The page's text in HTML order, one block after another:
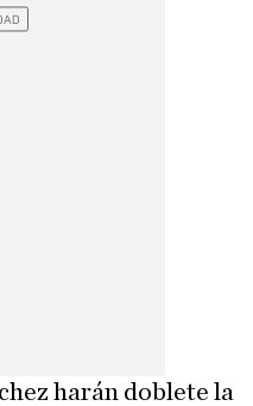
harán doblete la